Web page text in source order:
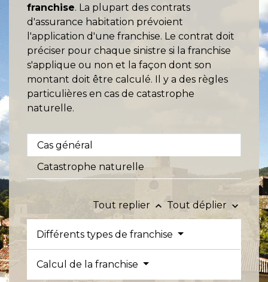
franchise. La plupart des contrats
d'assurance habitation prévoient
l'application d'une franchise. Le contrat doit
préciser pour chaque sinistre si la franchise
s'applique ou non et la façon dont son
montant doit être calculé. Il y a des règles
particulières en cas de catastrophe
naturelle.
Cas général
Catastrophe naturelle
Tout replier keyboard_arrow_up Tout déplier keyboard_arrow_down
Différents types de franchise
Calcul de la franchise